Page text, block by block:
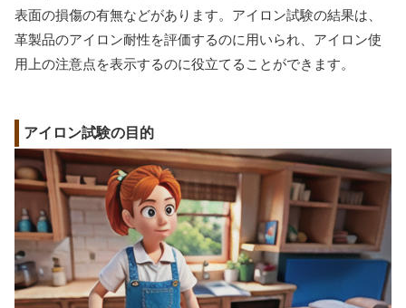
表面の損傷の有無などがあります。アイロン試験の結果は、
革製品のアイロン耐性を評価するのに用いられ、アイロン使
用上の注意点を表示するのに役立てることができます。
アイロン試験の目的